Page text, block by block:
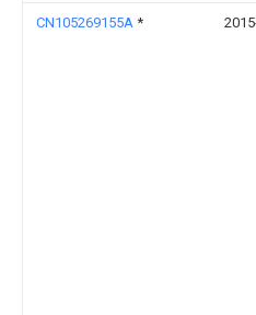
CN105269155A *